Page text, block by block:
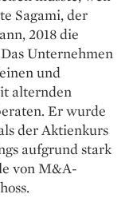
Sagami, der
2018 die
Unternehmen
und
alternden
Er wurde
der Aktienkurs
aufgrund stark
von M&A-